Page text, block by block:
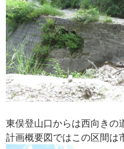
東俣登山口からは西向きの
計画概要図ではこの区間